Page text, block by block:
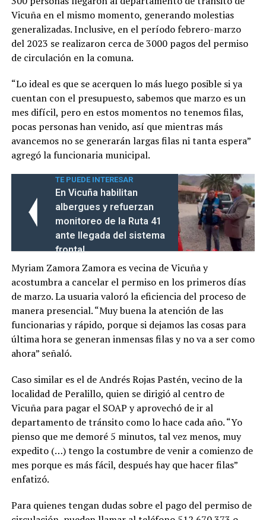
Vicuña en el mismo momento, generando molestias
generalizadas. Inclusive, en el período febrero-marzo
del 2023 se realizaron cerca de 3000 pagos del permiso
de circulación en la comuna.
“Lo ideal es que se acerquen lo más luego posible si ya
cuentan con el presupuesto, sabemos que marzo es un
mes difícil, pero en estos momentos no tenemos filas,
pocas personas han venido, así que mientras más
avancemos no se generarán largas filas ni tanta espera”
agregó la funcionaria municipal.
TE PUEDE INTERESAR
En Vicuña habilitan
albergues y refuerzan
monitoreo de la Ruta 41
ante llegada del sistema
frontal
Myriam Zamora Zamora es vecina de Vicuña y
acostumbra a cancelar el permiso en los primeros días
de marzo. La usuaria valoró la eficiencia del proceso de
manera presencial. “Muy buena la atención de las
funcionarias y rápido, porque si dejamos las cosas para
última hora se generan inmensas filas y no va a ser como
ahora” señaló.
Caso similar es el de Andrés Rojas Pastén, vecino de la
localidad de Peralillo, quien se dirigió al centro de
Vicuña para pagar el SOAP y aprovechó de ir al
departamento de tránsito como lo hace cada año. “Yo
pienso que me demoré 5 minutos, tal vez menos, muy
expedito (…) tengo la costumbre de venir a comienzo de
mes porque es más fácil, después hay que hacer filas”
enfatizó.
Para quienes tengan dudas sobre el pago del permiso de